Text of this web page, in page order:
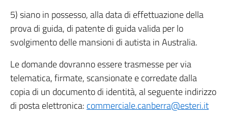
5) siano in possesso, alla data di effettuazione della
prova di guida, di patente di guida valida per lo
svolgimento delle mansioni di autista in Australia.
Le domande dovranno essere trasmesse per via
telematica, firmate, scansionate e corredate dalla
copia di un documento di identità, al seguente indirizzo
di posta elettronica: commerciale.canberra@esteri.it